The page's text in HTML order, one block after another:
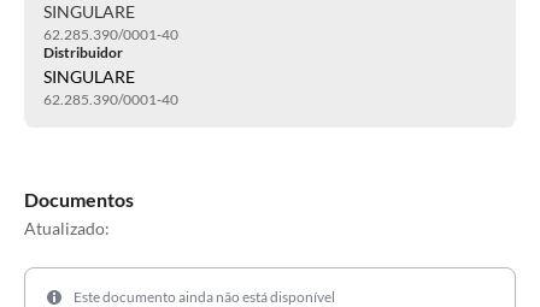
SINGULARE
62.285.390/0001-40
Distribuidor
SINGULARE
62.285.390/0001-40
Documentos
Atualizado:
Este documento ainda não está disponível